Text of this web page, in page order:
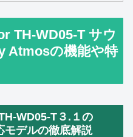
TH-WD05-T サウ
Atmosの機能や特
３.１の
デルの徹底解説